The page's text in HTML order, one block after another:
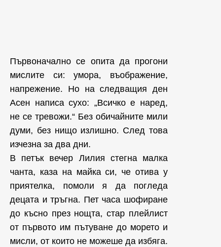
Първоначално се опита да прогони
мислите си: умора, въображение,
напрежение. Но на следващия ден
Асен написа сухо: „Всичко е наред,
не се тревожи.“ Без обичайните мили
думи, без нищо излишно. След това
изчезна за два дни.
В петък вечер Лилия стегна малка
чанта, каза на майка си, че отива у
приятелка, помоли я да погледа
децата и тръгна. Пет часа шофиране
до късно през нощта, стар плейлист
от първото им пътуване до морето и
мисли, от които не можеше да избяга.